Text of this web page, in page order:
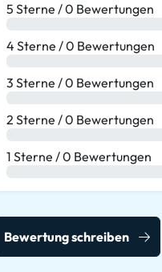
5 Sterne / 0 Bewertungen
4 Sterne / 0 Bewertungen
3 Sterne / 0 Bewertungen
2 Sterne / 0 Bewertungen
1 Sterne / 0 Bewertungen
Bewertung schreiben